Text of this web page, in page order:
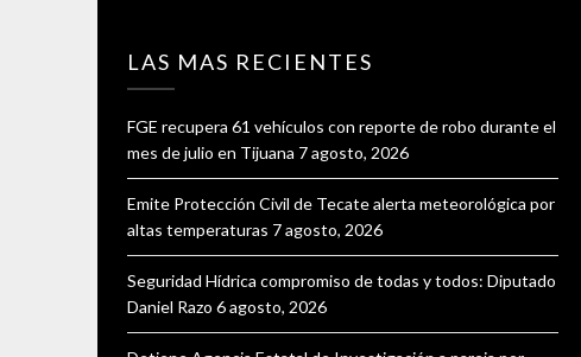
LAS MAS RECIENTES
FGE recupera 61 vehículos con reporte de robo durante el
mes de julio en Tijuana 7 agosto, 2026
Emite Protección Civil de Tecate alerta meteorológica por
altas temperaturas 7 agosto, 2026
Seguridad Hídrica compromiso de todas y todos: Diputado
Daniel Razo 6 agosto, 2026